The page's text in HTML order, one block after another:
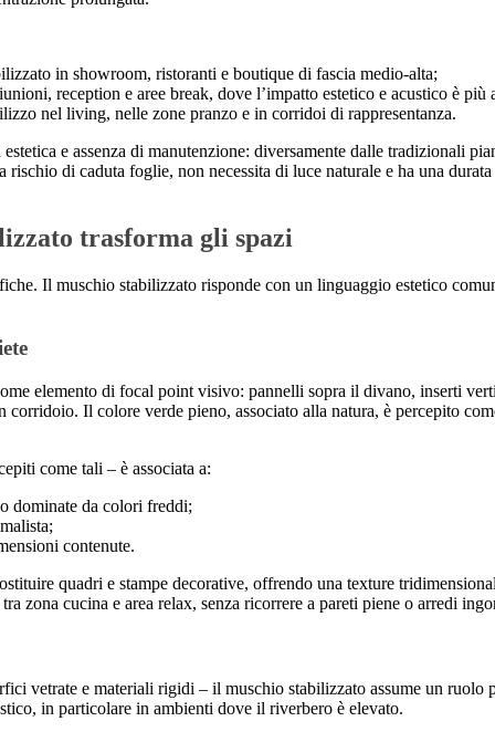
in showroom, ristoranti e boutique di fascia medio-alta;
reception e aree break, dove l’impatto estetico e acustico è più
nel living, nelle zone pranzo e in corridoi di rappresentanza.
e assenza di manutenzione: diversamente dalle tradizionali
di caduta foglie, non necessita di luce naturale e ha una
trasforma gli spazi
Il muschio stabilizzato risponde con un linguaggio estetico
elemento di focal point visivo: pannelli sopra il divano, inserti
Il colore verde pieno, associato alla natura, è percepito
come tali – è associata a:
dominate da colori freddi;
contenute.
quadri e stampe decorative, offrendo una texture
zona cucina e area relax, senza ricorrere a pareti piene o arredi
vetrate e materiali rigidi – il muschio stabilizzato assume un
in particolare in ambienti dove il riverbero è elevato.